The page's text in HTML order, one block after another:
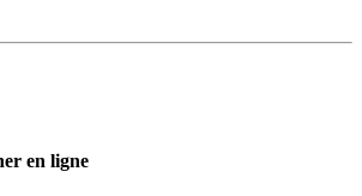
en ligne